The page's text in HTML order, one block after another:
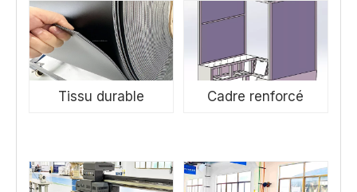
Tissu durable Cadre renforcé